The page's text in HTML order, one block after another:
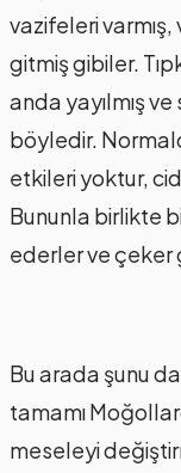
vazifeleri
gitmiş gibiler.
anda yayılmış
böyledir.
etkileri yoktur,
Bununla birlikte
ederler ve çeker
Bu arada şunu
tamamı
meseleyi